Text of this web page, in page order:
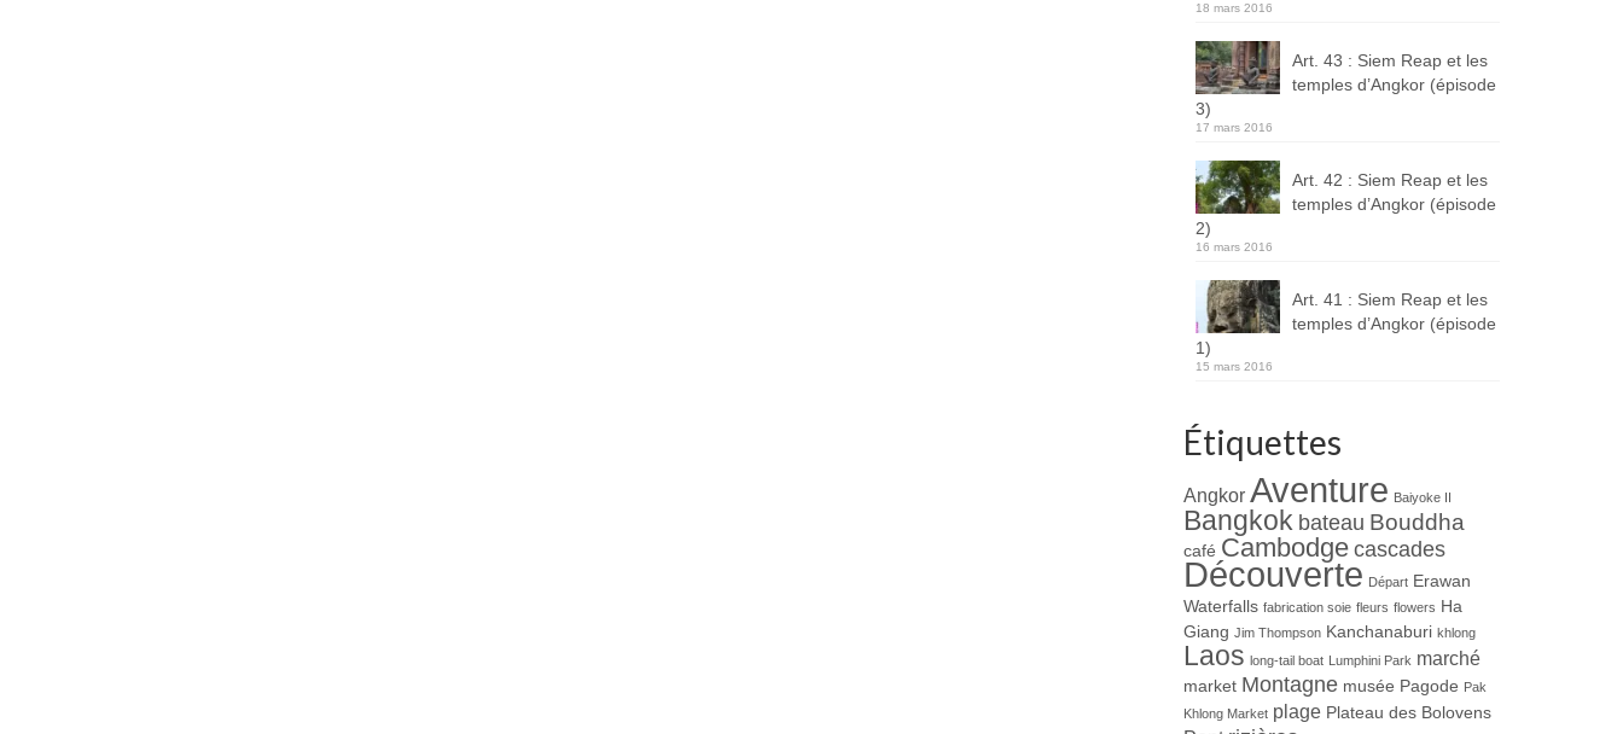
18 mars 2016
Art. 43 : Siem Reap et les
temples d’Angkor (épisode
3)
17 mars 2016
Art. 42 : Siem Reap et les
temples d’Angkor (épisode
2)
16 mars 2016
Art. 41 : Siem Reap et les
temples d’Angkor (épisode
1)
15 mars 2016
Étiquettes
Angkor Aventure Baiyoke II
Bangkok bateau Bouddha
café Cambodge cascades
Découverte Départ Erawan
Waterfalls fabrication soie fleurs flowers Ha
Giang Jim Thompson Kanchanaburi khlong
Laos long-tail boat Lumphini Park marché
market Montagne musée Pagode Pak
Khlong Market plage Plateau des Bolovens